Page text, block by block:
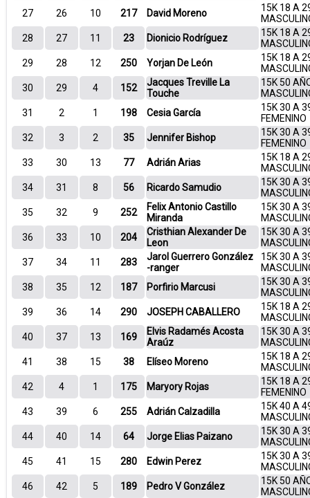
27
26 10 217 David Moreno
15K 18 A
28
27 11 23 Dionicio Rodríguez
15K 18 A
29
28 12 250 Yorjan De León
15K 18 A
30
29 4 152
Jacques Treville La
Touche
15K 50
31
2 1 198 Cesia García
15K 30 A
FEMENINO
32
3 2 35 Jennifer Bishop
15K 30 A
FEMENINO
33
30 13 77 Adrián Arias
15K 18 A
34
31 8 56 Ricardo Samudio
15K 30 A
35
32 9 252
Felix Antonio Castillo
Miranda
15K 30 A
36
33 10 204
Cristhian Alexander De
Leon
15K 30 A
37
34 11 283
Jarol Guerrero González
-ranger
15K 30 A
38
35 12 187 Porfirio Marcusi
15K 30 A
39
36 14 290 JOSEPH CABALLERO
15K 18 A
40
37 13 169
Elvis Radamés Acosta
Araúz
15K 30 A
41
38 15 38 Elíseo Moreno
15K 18 A
42
4 1 175 Maryory Rojas
15K 18 A
FEMENINO
43
39 6 255 Adrián Calzadilla
15K 40 A
44
40 14 64 Jorge Elias Paizano
15K 30 A
45
41 15 280 Edwin Perez
15K 30 A
46
42 5 189 Pedro V González
15K 50